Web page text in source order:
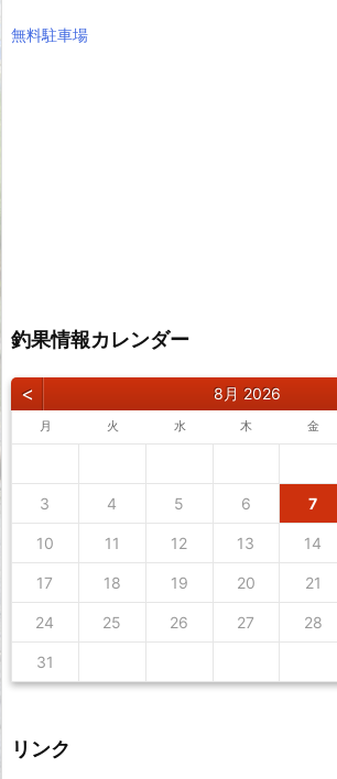
無料駐車場
釣果情報カレンダー
< 8月 2026
月 火 水 木 金
3 4 5 6 7
10 11 12 13 14
17 18 19 20 21
24 25 26 27 28
31
リンク